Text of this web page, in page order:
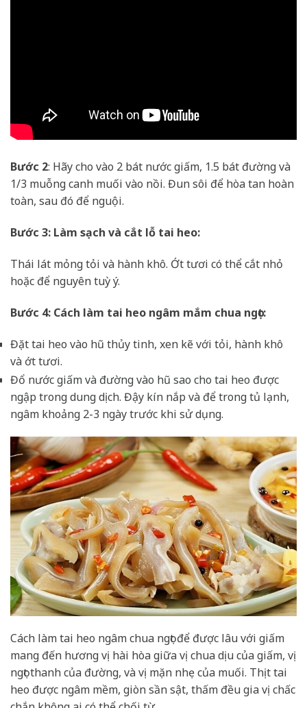
Bước 2: Hãy cho vào 2 bát nước giấm, 1.5 bát đường và
1/3 muỗng canh muối vào nồi. Đun sôi để hòa tan hoàn
toàn, sau đó để nguội.
Bước 3: Làm sạch và cắt lỗ tai heo:
Thái lát mỏng tỏi và hành khô. Ớt tươi có thể cắt nhỏ
hoặc để nguyên tuỳ ý.
Bước 4: Cách làm tai heo ngâm mắm chua ngọt:
Đặt tai heo vào hũ thủy tinh, xen kẽ với tỏi, hành khô
và ớt tươi.
Đổ nước giấm và đường vào hũ sao cho tai heo được
ngập trong dung dịch. Đậy kín nắp và để trong tủ lạnh,
ngâm khoảng 2-3 ngày trước khi sử dụng.
Cách làm tai heo ngâm chua ngọt để được lâu với giấm
mang đến hương vị hài hòa giữa vị chua dịu của giấm, vị
ngọt thanh của đường, và vị mặn nhẹ của muối. Thịt tai
heo được ngâm mềm, giòn sần sật, thấm đều gia vị chấc